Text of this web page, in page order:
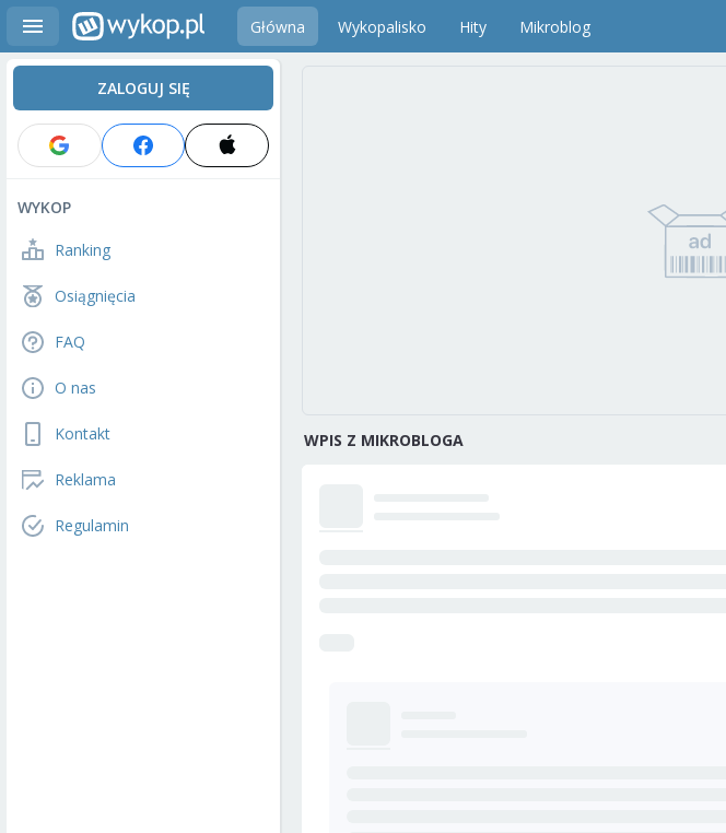
Główna Wykopalisko Hity Mikroblog
ZALOGUJ SIĘ
WYKOP
Ranking
Osiągnięcia
FAQ
O nas
Kontakt
Reklama
Regulamin
WPIS Z MIKROBLOGA